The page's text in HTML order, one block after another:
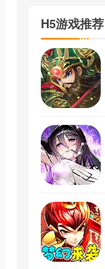
H5游戏推荐